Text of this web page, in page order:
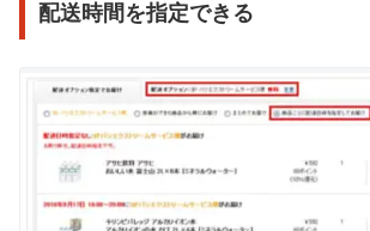
配送時間を指定できる